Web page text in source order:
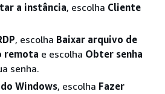
a instância, escolha Cliente
, escolha Baixar arquivo de
remota e escolha Obter senha
senha.
Windows, escolha Fazer